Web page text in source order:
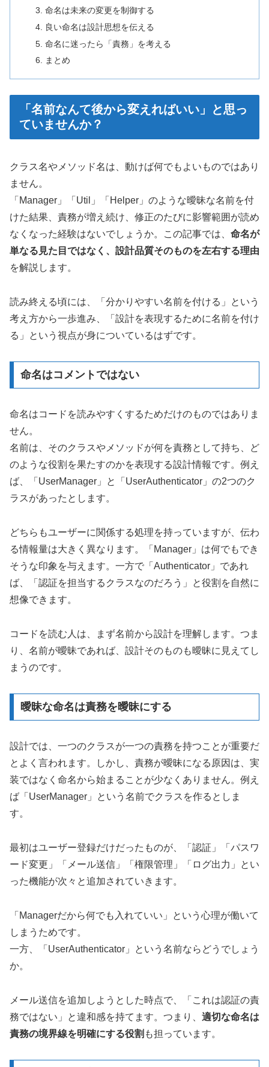
命名は未来の変更を制御する
良い命名は設計思想を伝える
命名に迷ったら「責務」を考える
まとめ
「名前なんて後から変えればいい」と思っ
ていませんか？
クラス名やメソッド名は、動けば何でもよいものではあり
ません。
「Manager」「Util」「Helper」のような曖昧な名前を付
けた結果、責務が増え続け、修正のたびに影響範囲が読め
なくなった経験はないでしょうか。この記事では、 命名が
単なる見た目ではなく、設計品質そのものを左右する理由
を解説します。
読み終える頃には、「分かりやすい名前を付ける」という
考え方から一歩進み、「設計を表現するために名前を付け
る」という視点が身についているはずです。
命名はコメントではない
命名はコードを読みやすくするためだけのものではありま
せん。
名前は、そのクラスやメソッドが何を責務として持ち、ど
のような役割を果たすのかを表現する設計情報です。例え
ば、「UserManager」と「UserAuthenticator」の2つのク
ラスがあったとします。
どちらもユーザーに関係する処理を持っていますが、伝わ
る情報量は大きく異なります。「Manager」は何でもでき
そうな印象を与えます。一方で「Authenticator」であれ
ば、「認証を担当するクラスなのだろう」と役割を自然に
想像できます。
コードを読む人は、まず名前から設計を理解します。つま
り、名前が曖昧であれば、設計そのものも曖昧に見えてし
まうのです。
曖昧な命名は責務を曖昧にする
設計では、一つのクラスが一つの責務を持つことが重要だ
とよく言われます。しかし、責務が曖昧になる原因は、実
装ではなく命名から始まることが少なくありません。例え
ば「UserManager」という名前でクラスを作るとしま
す。
最初はユーザー登録だけだったものが、「認証」「パスワ
ード変更」「メール送信」「権限管理」「ログ出力」とい
った機能が次々と追加されていきます。
「Managerだから何でも入れていい」という心理が働いて
しまうためです。
一方、「UserAuthenticator」という名前ならどうでしょう
か。
メール送信を追加しようとした時点で、「これは認証の責
務ではない」と違和感を持てます。つまり、 適切な命名は
責務の境界線を明確にする役割 も担っています。